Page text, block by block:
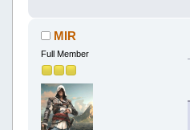
MIR
Full Member